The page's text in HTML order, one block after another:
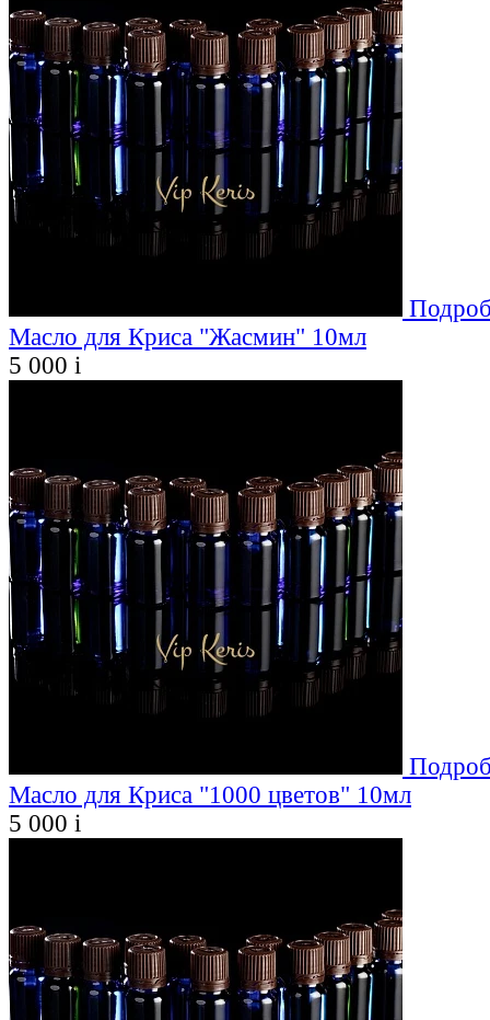
Масло для Криса "Жасмин" 10мл
5 000 i
Масло для Криса "1000 цветов" 10мл
5 000 i